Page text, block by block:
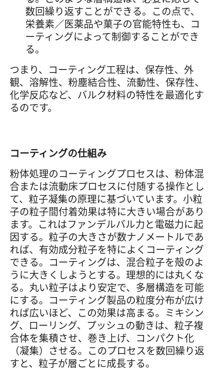
数回繰り返すことができる。この点で、
栄養素／医薬品や菓子の官能特性も、コ
ーティングによって制御することができ
る。
つまり、コーティング工程は、保存性、外
観、溶解性、粉塵結合性、流動性、保存性、
化学反応など、バルク材料の特性を最適化す
るのです。
コーティングの仕組み
粉体処理のコーティングプロセスは、粉体混
合または流動床プロセスに付随する操作とし
て、粒子凝集の原理に基づいています。小粒
子の粒子間付着効果は特に大きい場合があり
ます。これはファンデルバル力と電磁力に起
因する。粒子の大きさが数ナノメートルであ
れば、有効成分粒子を特によくコーティング
できる。コーティングは、混合粒子を殻のよ
うに大きくしようとする。理想的には丸くな
る。丸い粒子はより安定で、多層構造を可能
にする。コーティング製品の粒度分布が広け
れば広いほど、この効果は高まる。ミキシン
グ、ローリング、プッシュの動きは、粒子複
合体を集積させ、巻き上げ、コンパクト化
（凝集）させる。このプロセスを数回繰り返
すと、粒子が層ごとに成長する。